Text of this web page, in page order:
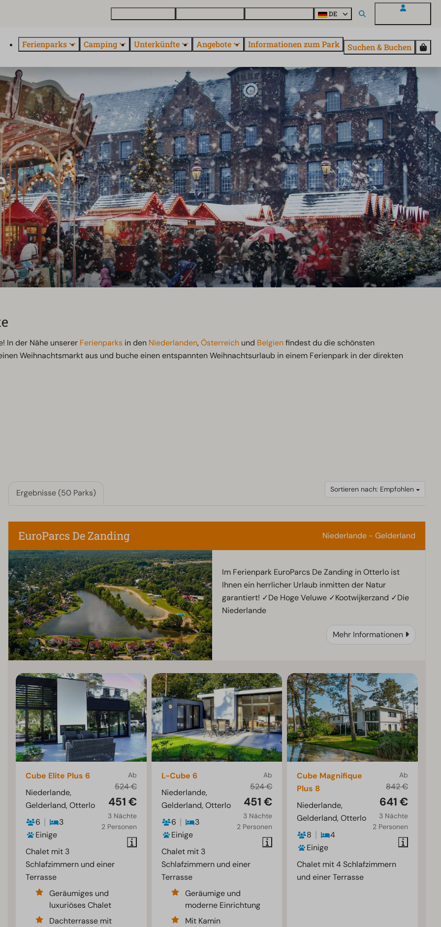
DE
Ferienparks Camping Unterkünfte Angebote Informationen zum Park Suchen & Buchen
In der Nähe unserer Ferienparks in den Niederlanden,Österreich und Belgienfindest du die schönsten
Weihnachtsmarkt aus und buche einen entspannten Weihnachtsurlaub in einem Ferienpark in der direkten
Sortieren nach: Empfohlen
Ergebnisse (50 Parks)
EuroParcs De Zanding Niederlande - Gelderland
Im Ferienpark EuroParcs De Zanding in Otterlo ist
Ihnen ein herrlicher Urlaub inmitten der Natur
garantiert! ✓De Hoge Veluwe ✓Kootwijkerzand ✓Die
Niederlande
Mehr Informationen
Ab
524 €
451 €
3 Nächte
2 Personen
Cube Elite Plus 6
Niederlande,
Gelderland, Otterlo
6
3
Einige
Chalet mit 3
Schlafzimmern und einer
Terrasse
Geräumiges und
luxuriöses Chalet
Dachterrasse mit
Ab
524 €
451 €
3 Nächte
2 Personen
L-Cube 6
Niederlande,
Gelderland, Otterlo
6
3
Einige
Chalet mit 3
Schlafzimmern und einer
Terrasse
Geräumige und
moderne Einrichtung
Mit Kamin
Ab
842 €
641 €
3 Nächte
2 Personen
Cube Magnifique
Plus 8
Niederlande,
Gelderland, Otterlo
8
4
Einige
Chalet mit 4 Schlafzimmern
und einer Terrasse